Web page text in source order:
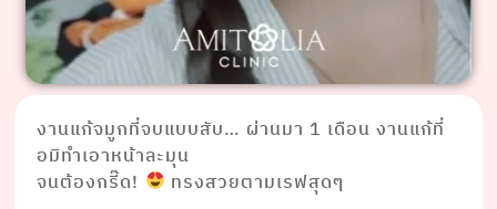
งานแก้จมูกที่จบแบบสับ… ผ่านมา 1 เดือน งานแก้ที่
อมิทำเอาหน้าละมุน
จนต้องกรี๊ด!
ทรงสวยตามเรฟสุดๆ